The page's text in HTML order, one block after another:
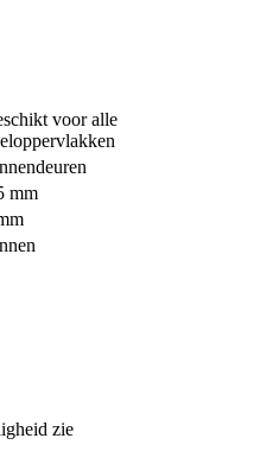
voor alle
mm
zie